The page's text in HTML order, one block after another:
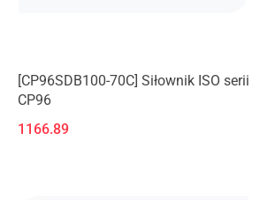
[CP96SDB100-70C] Siłownik ISO serii
CP96
1166.89